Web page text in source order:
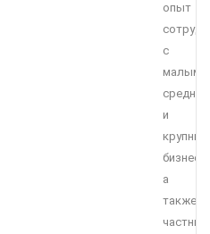
опыт
с
малым,
средним
и
крупным
а
также